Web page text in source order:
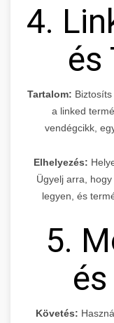
4.
és
Tartalom:
a linked
vendégcikk,
Elhelyezés:
Ügyelj arra,
legyen, és
5.
Követés: